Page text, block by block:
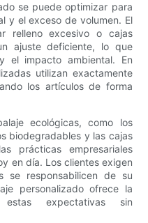
se puede optimizar para
y el exceso de volumen. El
relleno excesivo o cajas
ajuste deficiente, lo que
el impacto ambiental. En
utilizan exactamente
los artículos de forma
ecológicas, como los
biodegradables y las cajas
prácticas empresariales
en día. Los clientes exigen
se responsabilicen de su
personalizado ofrece la
expectativas sin